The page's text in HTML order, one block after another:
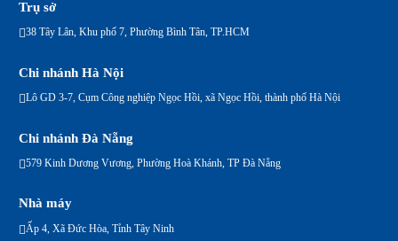
Trụ sở
38 Tây Lân, Khu phố 7, Phường Bình Tân, TP.HCM
Chi nhánh Hà Nội
Lô GD 3-7, Cụm Công nghiệp Ngọc Hồi, xã Ngọc Hồi, thành phố Hà Nội
Chi nhánh Đà Nẵng
579 Kinh Dương Vương, Phường Hoà Khánh, TP Đà Nẵng
Nhà máy
Ấp 4, Xã Đức Hòa, Tỉnh Tây Ninh